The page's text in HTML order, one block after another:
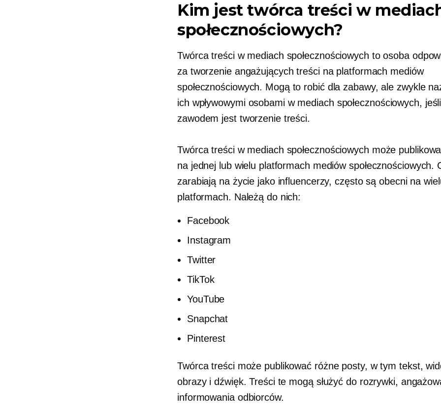
Kim jest twórca treści w
społecznościowych?
Twórca treści w mediach społecznościowych to osoba
za tworzenie angażujących treści na platformach mediów
społecznościowych. Mogą to robić dla zabawy, ale zwykle
ich wpływowymi osobami w mediach społecznościowych,
zawodem jest tworzenie treści.
Twórca treści w mediach społecznościowych może
na jednej lub wielu platformach mediów społecznościowych.
zarabiają na życie jako influencerzy, często są obecni na
platformach. Należą do nich:
Facebook
Instagram
Twitter
TikTok
YouTube
Snapchat
Pinterest
Twórca treści może publikować różne posty, w tym tekst,
obrazy i dźwięk. Treści te mogą służyć do rozrywki,
informowania odbiorców.